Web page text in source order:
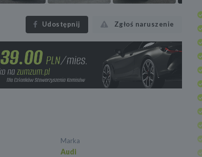
Udostępnij Zgłoś naruszenie
Marka
Audi